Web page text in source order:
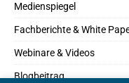
Medienspiegel
Fachberichte & White
Webinare & Videos
Blogbeitrag